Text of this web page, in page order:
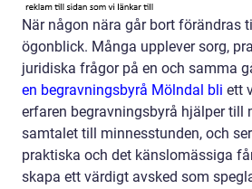
När någon nära går bort förändras
ögonblick. Många upplever sorg,
juridiska frågor på en och samma
en begravningsbyrå Mölndal bli ett
erfaren begravningsbyrå hjälper till
samtalet till minnesstunden, och
praktiska och det känslomässiga
skapa ett värdigt avsked som